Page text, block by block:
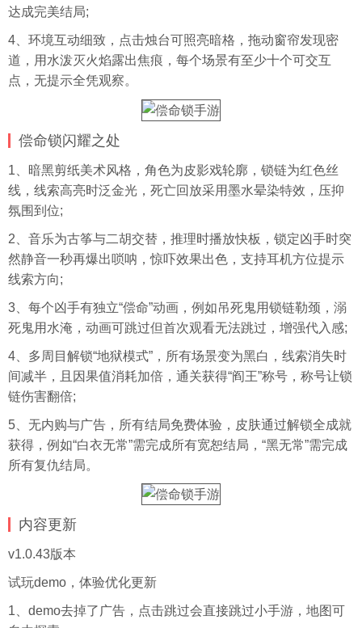
达成完美结局;
4、环境互动细致，点击烛台可照亮暗格，拖动窗帘发现密
道，用水泼灭火焰露出焦痕，每个场景有至少十个可交互
点，无提示全凭观察。
偿命锁闪耀之处
1、暗黑剪纸美术风格，角色为皮影戏轮廓，锁链为红色丝
线，线索高亮时泛金光，死亡回放采用墨水晕染特效，压抑
氛围到位;
2、音乐为古筝与二胡交替，推理时播放快板，锁定凶手时突
然静音一秒再爆出唢呐，惊吓效果出色，支持耳机方位提示
线索方向;
3、每个凶手有独立“偿命”动画，例如吊死鬼用锁链勒颈，溺
死鬼用水淹，动画可跳过但首次观看无法跳过，增强代入感;
4、多周目解锁“地狱模式”，所有场景变为黑白，线索消失时
间减半，且因果值消耗加倍，通关获得“阎王”称号，称号让锁
链伤害翻倍;
5、无内购与广告，所有结局免费体验，皮肤通过解锁全成就
获得，例如“白衣无常”需完成所有宽恕结局，“黑无常”需完成
所有复仇结局。
内容更新
v1.0.43版本
试玩demo，体验优化更新
1、demo去掉了广告，点击跳过会直接跳过小手游，地图可